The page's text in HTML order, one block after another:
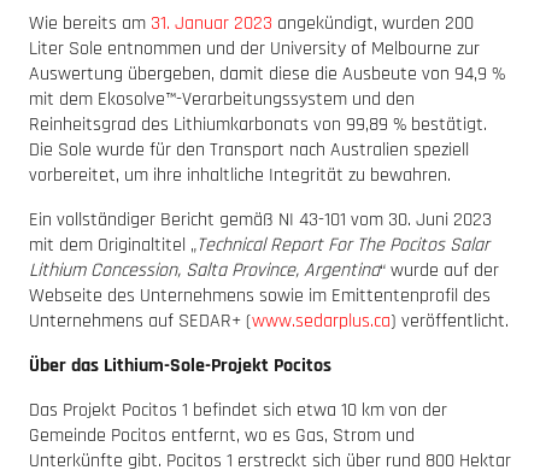
Wie bereits am 31. Januar 2023 angekündigt, wurden 200
Liter Sole entnommen und der University of Melbourne zur
Auswertung übergeben, damit diese die Ausbeute von 94,9 %
mit dem Ekosolve™-Verarbeitungssystem und den
Reinheitsgrad des Lithiumkarbonats von 99,89 % bestätigt.
Die Sole wurde für den Transport nach Australien speziell
vorbereitet, um ihre inhaltliche Integrität zu bewahren.
Ein vollständiger Bericht gemäß NI 43-101 vom 30. Juni 2023
mit dem Originaltitel „Technical Report For The Pocitos Salar
Lithium Concession, Salta Province, Argentina“ wurde auf der
Webseite des Unternehmens sowie im Emittentenprofil des
Unternehmens auf SEDAR+ (www.sedarplus.ca) veröffentlicht.
Über das Lithium-Sole-Projekt Pocitos
Das Projekt Pocitos 1 befindet sich etwa 10 km von der
Gemeinde Pocitos entfernt, wo es Gas, Strom und
Unterkünfte gibt. Pocitos 1 erstreckt sich über rund 800 Hektar